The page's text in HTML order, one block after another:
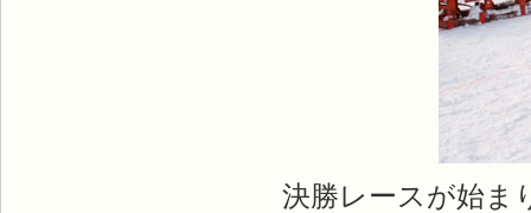
決勝レースが始ま